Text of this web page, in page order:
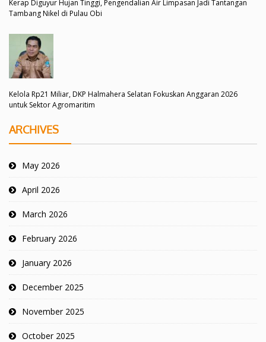
Kerap Diguyur Hujan Tinggi, Pengendalian Air Limpasan Jadi Tantangan
Tambang Nikel di Pulau Obi
Kelola Rp21 Miliar, DKP Halmahera Selatan Fokuskan Anggaran 2026
untuk Sektor Agromaritim
ARCHIVES
May 2026
April 2026
March 2026
February 2026
January 2026
December 2025
November 2025
October 2025